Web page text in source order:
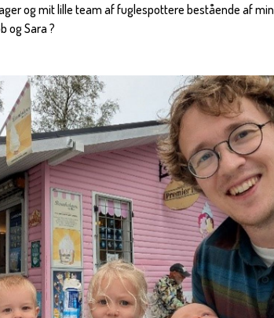
og mit lille team af fuglespottere bestående af min
og Sara ?